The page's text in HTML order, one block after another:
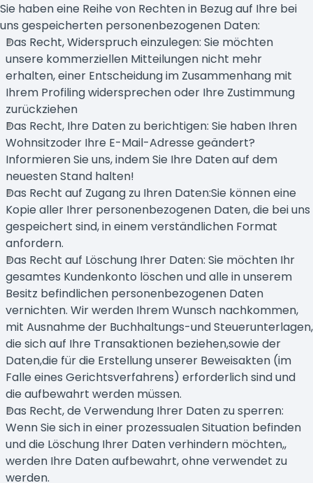
Sie haben eine Reihe von Rechten in Bezug auf Ihre bei
uns gespeicherten personenbezogenen Daten:
Das Recht, Widerspruch einzulegen: Sie möchten
unsere kommerziellen Mitteilungen nicht mehr
erhalten, einer Entscheidung im Zusammenhang mit
Ihrem Profiling widersprechen oder Ihre Zustimmung
zurückziehen
Das Recht, Ihre Daten zu berichtigen: Sie haben Ihren
Wohnsitzoder Ihre E-Mail-Adresse geändert?
Informieren Sie uns, indem Sie Ihre Daten auf dem
neuesten Stand halten!
Das Recht auf Zugang zu Ihren Daten:Sie können eine
Kopie aller Ihrer personenbezogenen Daten, die bei uns
gespeichert sind, in einem verständlichen Format
anfordern.
Das Recht auf Löschung Ihrer Daten: Sie möchten Ihr
gesamtes Kundenkonto löschen und alle in unserem
Besitz befindlichen personenbezogenen Daten
vernichten. Wir werden Ihrem Wunsch nachkommen,
mit Ausnahme der Buchhaltungs-und Steuerunterlagen,
die sich auf Ihre Transaktionen beziehen,sowie der
Daten,die für die Erstellung unserer Beweisakten (im
Falle eines Gerichtsverfahrens) erforderlich sind und
die aufbewahrt werden müssen.
Das Recht, de Verwendung Ihrer Daten zu sperren:
Wenn Sie sich in einer prozessualen Situation befinden
und die Löschung Ihrer Daten verhindern möchten,,
werden Ihre Daten aufbewahrt, ohne verwendet zu
werden.